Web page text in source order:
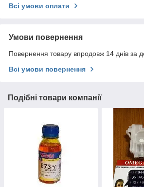
Всі умови оплати
Умови повернення
Повернення товару впродовж 14 днів за
Всі умови повернення
Подібні товари компанії